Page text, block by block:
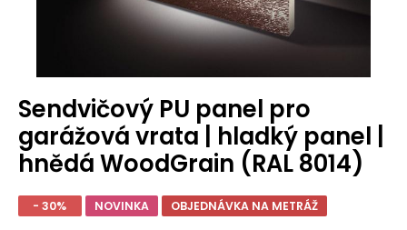
Sendvičový PU panel pro
garážová vrata | hladký panel |
hnědá WoodGrain (RAL 8014)
- 30% NOVINKA OBJEDNÁVKA NA METRÁŽ